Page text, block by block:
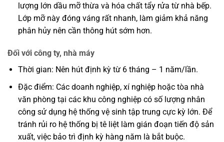
lượng lớn dầu mỡ thừa và hóa chất tẩy rửa từ nhà bếp.
Lớp mỡ này đóng váng rất nhanh, làm giảm khả năng
phân hủy nên cần thông hút sớm hơn.
Đối với công ty, nhà máy
Thời gian: Nên hút định kỳ từ 6 tháng – 1 năm/lần.
Đặc điểm: Các doanh nghiệp, xí nghiệp hoặc tòa nhà
văn phòng tại các khu công nghiệp có số lượng nhân
công sử dụng hệ thống vệ sinh tập trung cực kỳ lớn. Để
tránh rủi ro hệ thống bị tê liệt làm gián đoạn tiến độ sản
xuất, việc bảo trì định kỳ hàng năm là bắt buộc.